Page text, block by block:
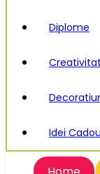
Diplome
Idei